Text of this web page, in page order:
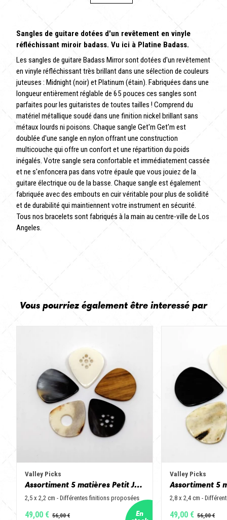
Sangles de guitare dotées d'un revêtement en vinyle
réfléchissant miroir badass. Vu ici à Platine Badass.
Les sangles de guitare Badass Mirror sont dotées d'un revêtement
en vinyle réfléchissant très brillant dans une sélection de couleurs
juteuses : Midnight (noir) et Platinum (étain). Fabriquées dans une
longueur entièrement réglable de 65 pouces ces sangles sont
parfaites pour les guitaristes de toutes tailles ! Comprend du
matériel métallique soudé dans une finition nickel brillant sans
métaux lourds ni poisons. Chaque sangle Get'm Get'm est
doublée d'une sangle en nylon offrant une construction
multicouche qui offre un confort et une répartition du poids
inégalés. Votre sangle sera confortable et immédiatement cassée
et ne s'enfoncera pas dans votre épaule que vous jouiez de la
guitare électrique ou de la basse. Chaque sangle est également
fabriquée avec des embouts en cuir véritable pour plus de solidité
et de durabilité qui maintiennent votre instrument en sécurité.
Tous nos bracelets sont fabriqués à la main au centre-ville de Los
Angeles.
Vous pourriez également être interessé par
Valley Picks
Assortiment 5 matières Petit Jazz - Corne de vache, os, bois de cerf, buis et corne de buffle
2,5 x 2,2 cm - Différentes finitions proposées
49,00 €
Valley Picks
2,8 x 2,4 cm -
49,00 €